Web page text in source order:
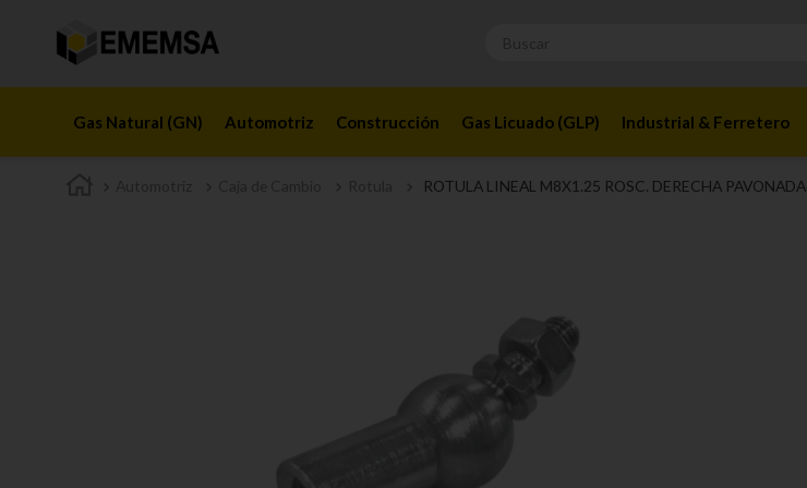
Gas Natural (GN) Automotriz Construcción Gas Licuado (GLP) Industrial & Ferretero
ROTULA LINEAL M8X1.25 ROSC. DERECHA PAVONADA